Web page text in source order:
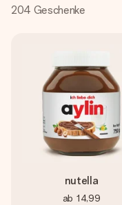
204 Geschenke
nutella
ab 14,99